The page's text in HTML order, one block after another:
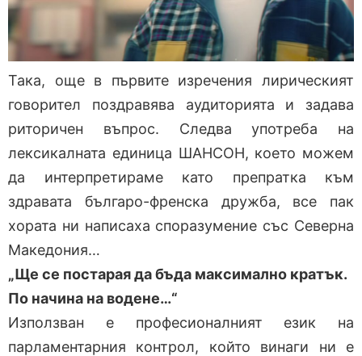
Така, още в първите изречения лирическият
говорител поздравява аудиторията и задава
риторичен въпрос. Следва употреба на
лексикалната единица ШАНСОН, което можем
да интерпретираме като препратка към
здравата българо-френска дружба, все пак
хората ни написаха споразумение със Северна
Македония…
„Ще се постарая да бъда максимално кратък.
По начина на водене…“
Използван е професионалният език на
парламентарния контрол, който винаги ни е